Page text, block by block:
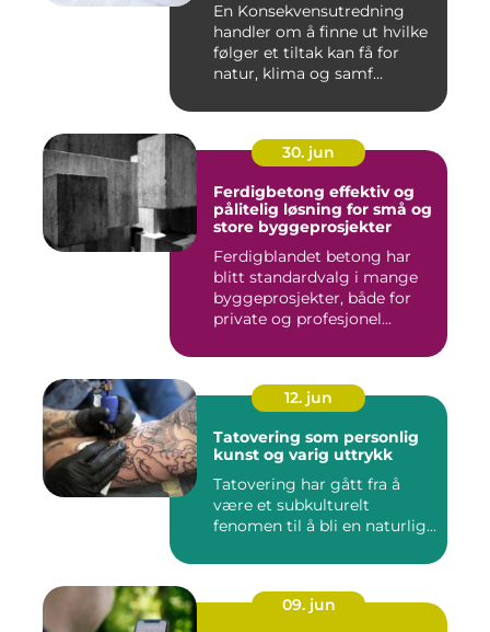
En Konsekvensutredning
handler om å finne ut hvilke
følger et tiltak kan få for
natur, klima og samf...
30. jun
Ferdigbetong effektiv og
pålitelig løsning for små og
store byggeprosjekter
Ferdigblandet betong har
blitt standardvalg i mange
byggeprosjekter, både for
private og profesjonel...
12. jun
Tatovering som personlig
kunst og varig uttrykk
Tatovering har gått fra å
være et subkulturelt
fenomen til å bli en naturlig...
09. jun